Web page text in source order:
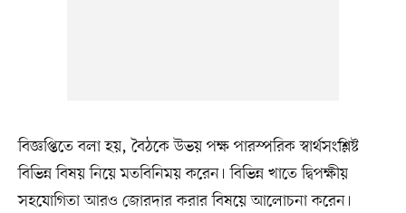
বিজ্ঞপ্তিতে বলা হয়, বৈঠকে উভয় পক্ষ পারস্পরিক স্বার্থসংশ্লিষ্ট
বিভিন্ন বিষয় নিয়ে মতবিনিময় করেন। বিভিন্ন খাতে দ্বিপক্ষীয়
সহযোগিতা আরও জোরদার করার বিষয়ে আলোচনা করেন।